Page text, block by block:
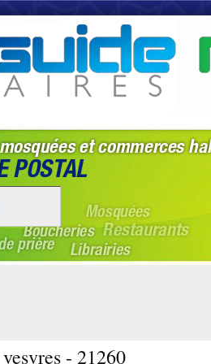
- 21260